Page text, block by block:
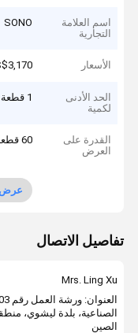
اسم العلامة
التجارية
SONO
الأسعار
الحد الأدنى
لكمية
1 قطعة
القدرة على
العرض
60 قطعة في الشهر
عرض
تفاصيل الاتصال
Mrs. Ling Xu
الصناعية، بلدة ليشوي،
الصين